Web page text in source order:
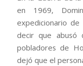
en 1969,
expedicionario de
decir que abusó
pobladores de
dejó que el